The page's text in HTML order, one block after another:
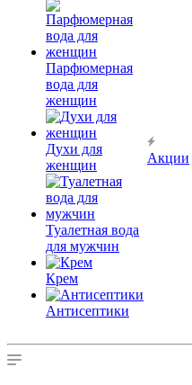
Парфюмерная
вода для
женщин
Духи для
женщин
Туалетная вода
для мужчин
Крем
Антисептики
Акции